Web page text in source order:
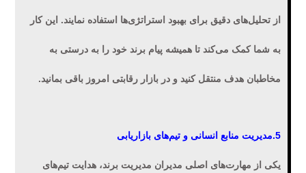
از تحلیل‌های دقیق برای بهبود استراتژی‌ها استفاده نمایند. این کار
به شما کمک می‌کند تا همیشه پیام برند خود را به درستی به
مخاطبان هدف منتقل کنید و در بازار رقابتی امروز باقی بمانید.
5.مدیریت منابع انسانی و تیم‌های بازاریابی
یکی از مهارت‌های اصلی مدیران مدیریت برند، هدایت تیم‌های